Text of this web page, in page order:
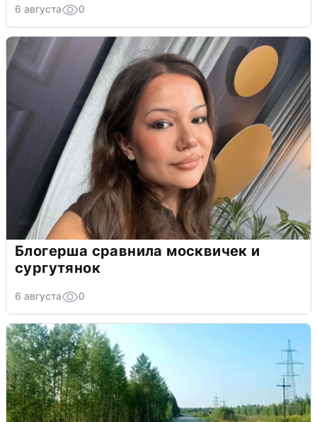
6 августа 0
Блогерша сравнила москвичек и
сургутянок
6 августа 0